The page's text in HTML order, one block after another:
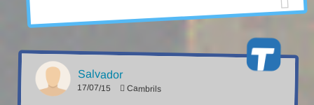
Salvador
17/07/15 Cambrils